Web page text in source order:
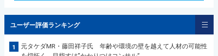
ユーザー評価ランキング
1
元タケダMR・藤田祥子氏 年齢や環境の壁を越えて人材の可能性